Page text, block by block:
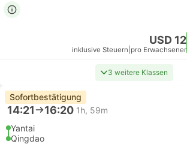
USD 12
inklusive Steuern pro Erwachsener
3 weitere Klassen
Sofortbestätigung
14:21 16:20 1h, 59m
Yantai
Qingdao